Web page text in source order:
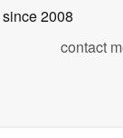
since 2008
contact